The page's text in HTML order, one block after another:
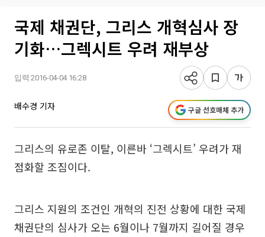
국제 채권단, 그리스 개혁심사 장
기화…그렉시트 우려 재부상
입력 2016-04-04 16:28
배수경 기자 구글 선호매체 추가
그리스의 유로존 이탈, 이른바 ‘그렉시트’ 우려가 재
점화할 조짐이다.
그리스 지원의 조건인 개혁의 진전 상황에 대한 국제
채권단의 심사가 오는 6월이나 7월까지 길어질 경우